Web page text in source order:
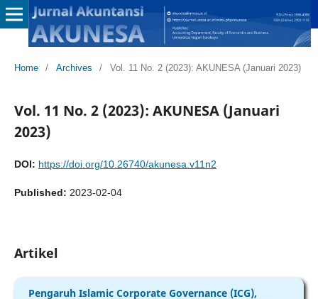
Home / Archives / Vol. 11 No. 2 (2023): AKUNESA (Januari 2023)
Vol. 11 No. 2 (2023): AKUNESA (Januari
2023)
DOI: https://doi.org/10.26740/akunesa.v11n2
Published: 2023-02-04
Artikel
Pengaruh Islamic Corporate Governance (ICG),